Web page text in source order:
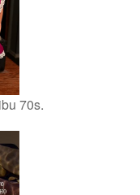
70s.